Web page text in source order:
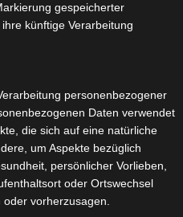
gespeicherter
künftige Verarbeitung
personenbezogener
Daten verwendet
die sich auf eine natürliche
um Aspekte bezüglich
persönlicher Vorlieben,
oder Ortswechsel
vorherzusagen.